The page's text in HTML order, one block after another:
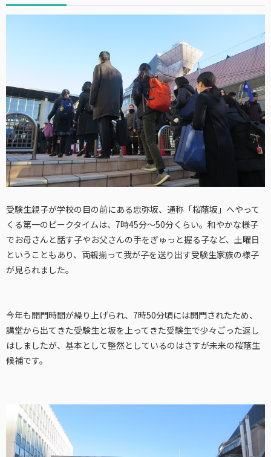
受験生親子が学校の目の前にある忠弥坂、通称「桜蔭坂」へやって
くる第一のピークタイムは、7時45分〜50分くらい。和やかな様子
でお母さんと話す子やお父さんの手をぎゅっと握る子など、土曜日
ということもあり、両親揃って我が子を送り出す受験生家族の様子
が見られました。
今年も開門時間が繰り上げられ、7時50分頃には開門されたため、
講堂から出てきた受験生と坂を上ってきた受験生で少々ごった返し
はしましたが、基本として整然としているのはさすが未来の桜蔭生
候補です。